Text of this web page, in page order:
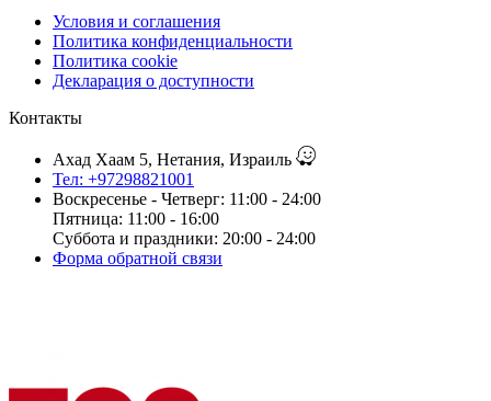
Условия и соглашения
Политика конфиденциальности
Политика cookie
Декларация о доступности
Контакты
Ахад Хаам 5, Нетания, Израиль
Тел: +97298821001
Воскресенье - Четверг: 11:00 - 24:00
Пятница: 11:00 - 16:00
Суббота и праздники: 20:00 - 24:00
Форма обратной связи